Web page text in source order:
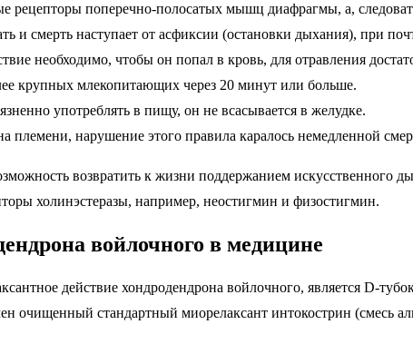
рецепторы поперечно-полосатых мышц диафрагмы, а,
и смерть наступает от асфиксии (остановки дыхания), при
необходимо, чтобы он попал в кровь, для отравления
крупных млекопитающих через 20 минут или больше.
употреблять в пищу, он не всасывается в желудке.
племени, нарушение этого правила каралось немедленной
возвратить к жизни поддержанием искусственного
холинэстеразы, например, неостигмин и физостигмин.
войлочного в медицине
действие хондродендрона войлочного, является D-
очищенный стандартный миорелаксант интокострин (смесь